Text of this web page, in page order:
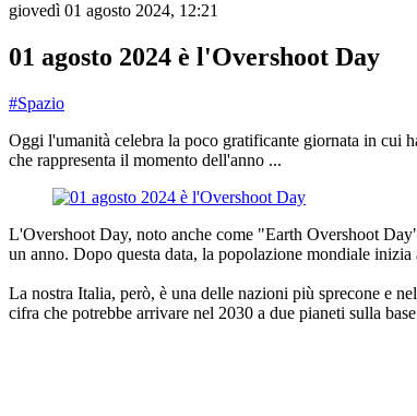
giovedì 01 agosto 2024, 12:21
01 agosto 2024 è l'Overshoot Day
#Spazio
Oggi l'umanità celebra la poco gratificante giornata in cui
che rappresenta il momento dell'anno ...
L'Overshoot Day, noto anche come "Earth Overshoot
un anno. Dopo questa data, la popolazione mondiale
La nostra Italia, però, è una delle nazioni più sprecone e
cifra che potrebbe arrivare nel 2030 a due pianeti sulla